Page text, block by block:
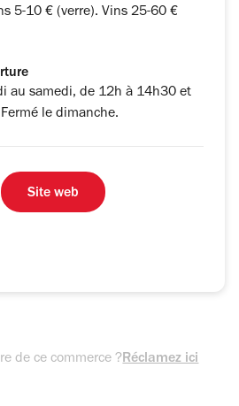
5-10 € (verre). Vins 25-60 €
au samedi, de 12h à 14h30 et
le dimanche.
Site web
de ce commerce ?Réclamez ici